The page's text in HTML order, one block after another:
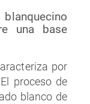
una base
por
proceso de
blanco de